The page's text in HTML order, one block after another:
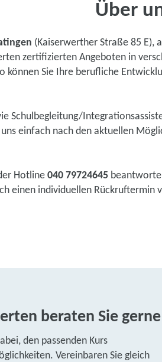
Über
(Kaiserwerther Straße 85 E),
zertifizierten Angeboten in
können Sie Ihre berufliche
Schulbegleitung/
einfach nach den aktuellen
Hotline 040 79724645
einen individuellen
beraten Sie
den passenden Kurs
Vereinbaren Sie gleich